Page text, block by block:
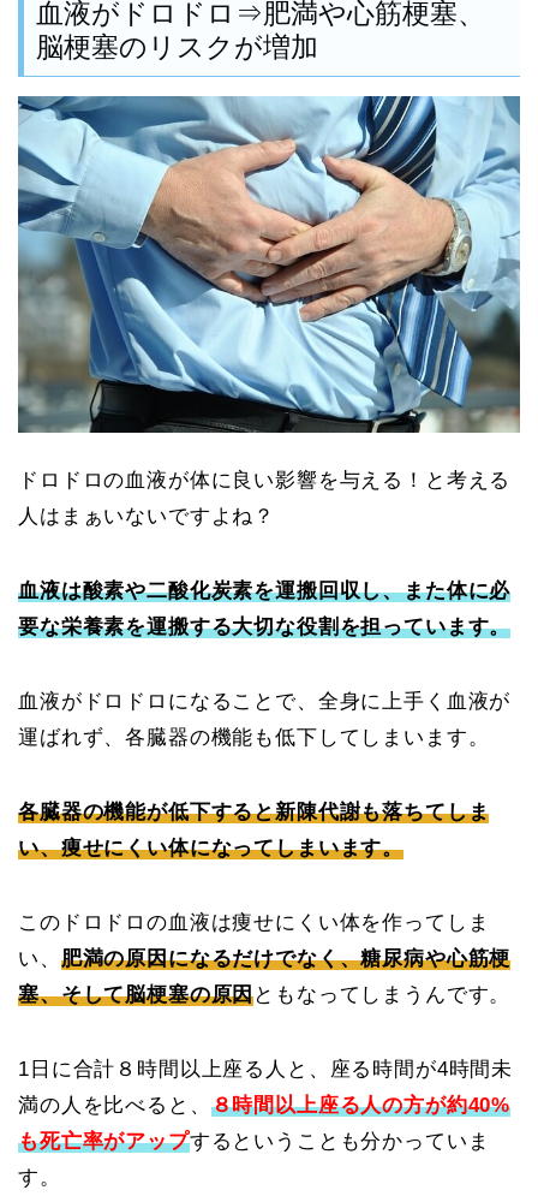
血液がドロドロ⇒肥満や心筋梗塞、
脳梗塞のリスクが増加
ドロドロの血液が体に良い影響を与える！と考える
人はまぁいないですよね？
血液は酸素や二酸化炭素を運搬回収し、また体に必
要な栄養素を運搬する大切な役割を担っています。
血液がドロドロになることで、全身に上手く血液が
運ばれず、各臓器の機能も低下してしまいます。
各臓器の機能が低下すると新陳代謝も落ちてしま
い、痩せにくい体になってしまいます。
このドロドロの血液は痩せにくい体を作ってしま
い、 肥満の原因になるだけでなく、糖尿病や心筋梗
塞、そして脳梗塞の原因ともなってしまうんです。
1日に合計８時間以上座る人と、座る時間が4時間未
満の人を比べると、 ８時間以上座る人の方が約40%
も死亡率がアップするということも分かっていま
す。